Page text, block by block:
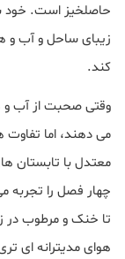
حاصلخیز است. خود
زیبای ساحل و آب و
کند.
وقتی صحبت از آب و
می دهند، اما تفاوت
معتدل با تابستان
چهار فصل را تجربه
تا خنک و مرطوب در
هوای مدیترانه ای